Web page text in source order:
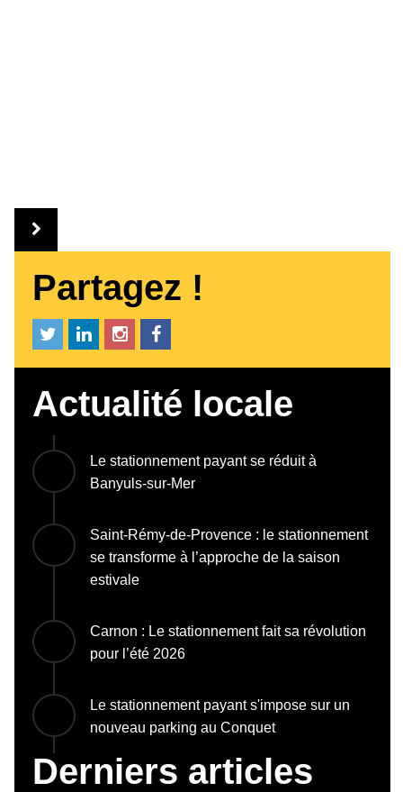
Partagez !
Actualité locale
Le stationnement payant se réduit à
Banyuls-sur-Mer
Saint-Rémy-de-Provence : le stationnement
se transforme à l’approche de la saison
estivale
Carnon : Le stationnement fait sa révolution
pour l’été 2026
Le stationnement payant s'impose sur un
nouveau parking au Conquet
Derniers articles